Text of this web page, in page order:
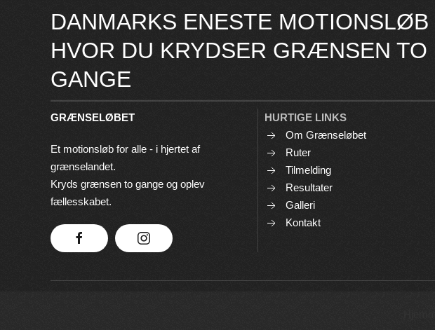
DANMARKS ENESTE MOTIONSLØB
HVOR DU KRYDSER GRÆNSEN TO
GANGE
GRÆNSELØBET
Et motionsløb for alle - i hjertet af
grænselandet.
Kryds grænsen to gange og oplev
fællesskabet.
HURTIGE LINKS
Om Grænseløbet
Ruter
Tilmelding
Resultater
Galleri
Kontakt